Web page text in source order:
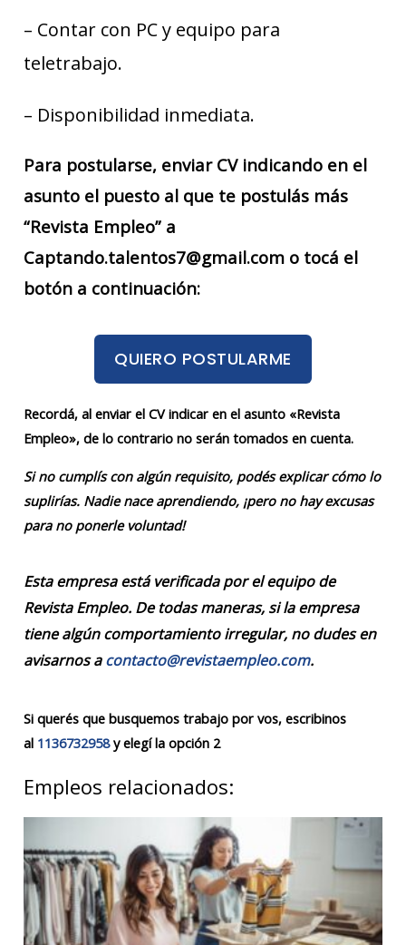
– Contar con PC y equipo para
teletrabajo.
– Disponibilidad inmediata.
Para postularse, enviar CV indicando en el
asunto el puesto al que te postulás más
“Revista Empleo” a
Captando.talentos7@gmail.com o tocá el
botón a continuación:
QUIERO POSTULARME
Recordá, al enviar el CV indicar en el asunto «Revista
Empleo», de lo contrario no serán tomados en cuenta.
Si no cumplís con algún requisito, podés explicar cómo lo
suplirías. Nadie nace aprendiendo, ¡pero no hay excusas
para no ponerle voluntad!
Esta empresa está verificada por el equipo de
Revista Empleo. De todas maneras, si la empresa
tiene algún comportamiento irregular, no dudes en
avisarnos acontacto@revistaempleo.com.
Si querés que busquemos trabajo por vos, escribinos
al 1136732958y elegí la opción 2
Empleos relacionados: